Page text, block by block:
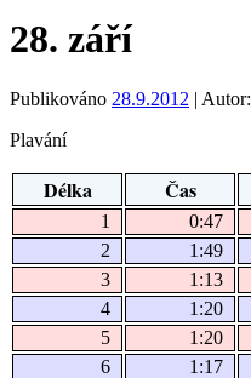
28. září
Publikováno 28.9.2012 | Autor:
Plavání
Délka Čas
1 0:47
2
1:49
3
1:13
4
1:20
5
1:20
6
1:17